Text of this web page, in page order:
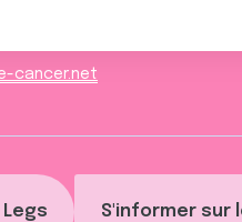
S'informer sur
cancer.net